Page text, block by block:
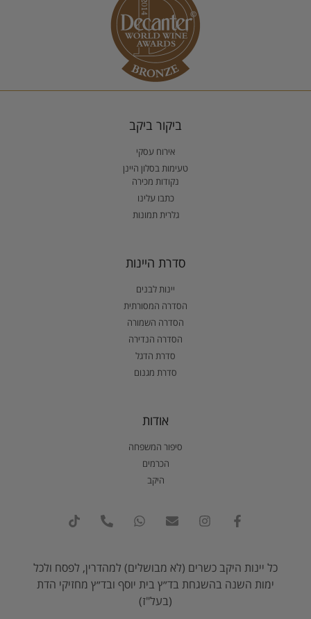
ביקור ביקב
אירוח עסקי
טעימות בסלון היינן
נקודות מכירה
כתבו עלינו
גלרית תמונות
סדרת היינות
יינות לבנים
הסדרה המסורתית
הסדרה השמורה
הסדרה הנדירה
סדרת הדגל
סדרת מגנום
אודות
סיפור המשפחה
הכרמים
היקב
כל יינות היקב כשרים (לא מבושלים) למהדרין, לפסח ולכל
ימות השנה בהשגחת בד״ץ בית יוסף ובד״ץ מחזיקי הדת
(בעל"ז)